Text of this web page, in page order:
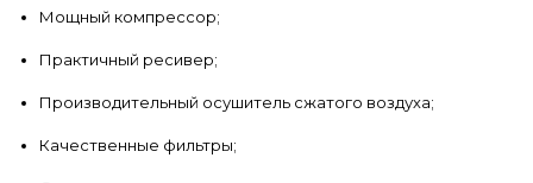
Мощный компрессор;
Практичный ресивер;
Производительный осушитель сжатого воздуха;
Качественные фильтры;